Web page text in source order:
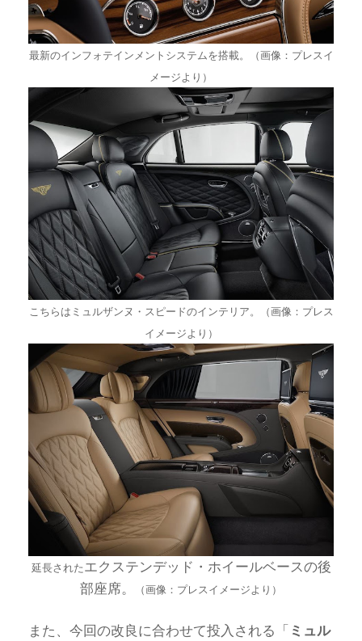
最新のインフォテインメントシステムを搭載。（画像：プレスイ
メージより）
こちらはミュルザンヌ・スピードのインテリア。（画像：プレス
イメージより）
延長されたエクステンデッド・ホイールベースの後
部座席。
（画像：プレスイメージより）
また、今回の改良に合わせて投入される「 ミュル